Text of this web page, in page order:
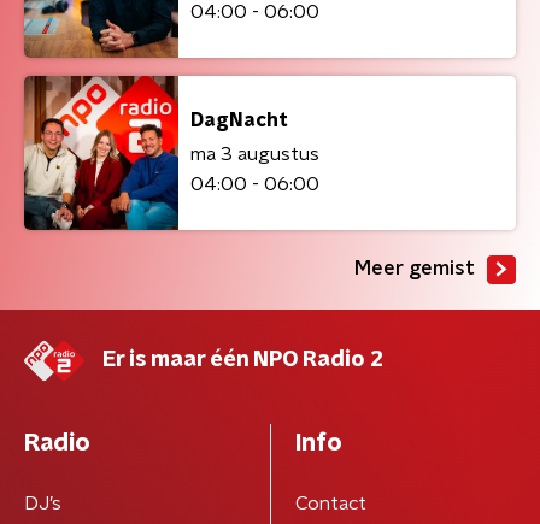
04:00 - 06:00
DagNacht
ma 3 augustus
04:00 - 06:00
Meer gemist
Er is maar één NPO Radio 2
Radio
DJ’s
Info
Contact